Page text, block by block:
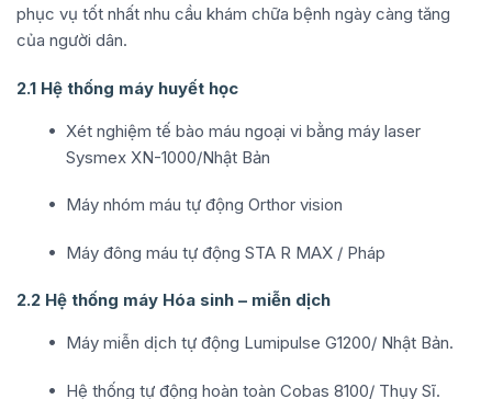
phục vụ tốt nhất nhu cầu khám chữa bệnh ngày càng tăng
của người dân.
2.1 Hệ thống máy huyết học
Xét nghiệm tế bào máu ngoại vi bằng máy laser
Sysmex XN-1000/Nhật Bản
Máy nhóm máu tự động Orthor vision
Máy đông máu tự động STA R MAX / Pháp
2.2 Hệ thống máy Hóa sinh – miễn dịch
Máy miễn dịch tự động Lumipulse G1200/ Nhật Bản.
Hệ thống tự động hoàn toàn Cobas 8100/ Thụy Sĩ.